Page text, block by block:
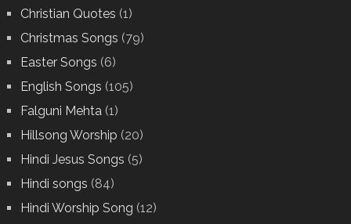
Christian Quotes (1)
Christmas Songs (79)
Easter Songs (6)
English Songs (105)
Falguni Mehta(1)
Hillsong Worship (20)
Hindi Jesus Songs (5)
Hindi songs (84)
Hindi Worship Song (12)